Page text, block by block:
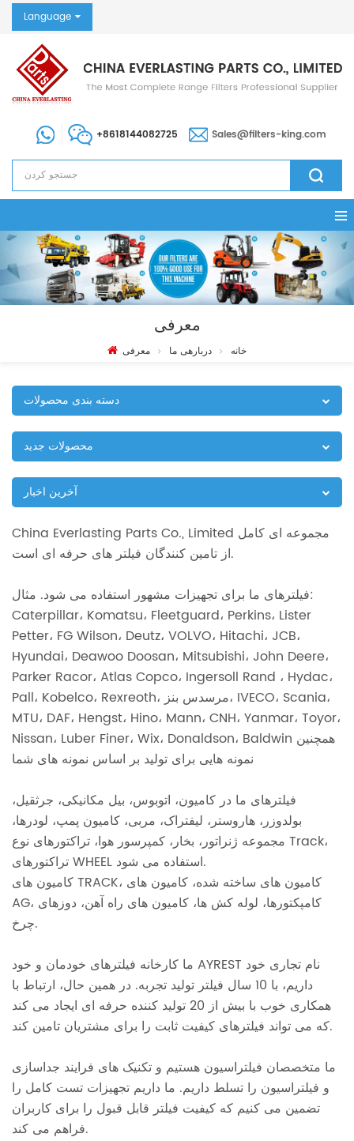
Language
+8618144082725 Sales@filters-king.com
معرفی
خانه دربارهی ما معرفی
دسته بندی محصولات
محصولات جدید
آخرین اخبار
China Everlasting Parts Co., Limited مجموعه ای کامل
از تامین کنندگان فیلتر های حرفه ای است.
فیلترهای ما برای تجهیزات مشهور استفاده می شود. مثال:
Caterpillar، Komatsu، Fleetguard، Perkins، Lister
Petter، FG Wilson، Deutz، VOLVO، Hitachi، JCB،
Hyundai، Deawoo Doosan، Mitsubishi، John Deere،
Parker Racor، Atlas Copco، Ingersoll Rand ، Hydac،
Pall، Kobelco، Rexreoth، مرسدس بنز، IVECO، Scania،
MTU، DAF، Hengst، Hino، Mann، CNH، Yanmar، Toyor،
Nissan، Luber Finer، Wix، Donaldson، Baldwin همچنین
نمونه هایی برای تولید بر اساس نمونه های شما
فیلترهای ما در کامیون، اتوبوس، بیل مکانیکی، جرثقیل،
بولدوزر، هاروستر، لیفتراک، مربی، کامیون پمپ، لودرها،
مجموعه ژنراتور، بخار، کمپرسور هوا، تراکتورهای نوع Track،
تراکتورهای WHEEL استفاده می شود.
کامیون های TRACK، کامیون های ساخته شده، کامیون های
AG، کامپکتورها، لوله کش ها، کامیون های راه آهن، دوزهای
چرخ.
ما کارخانه فیلترهای خودمان و خود AYREST نام تجاری خود
داریم، با 10 سال فیلتر تولید تجربه. در همین حال، ارتباط با
همکاری خوب با بیش از 20 تولید کننده حرفه ای ایجاد می کند
که می تواند فیلترهای کیفیت ثابت را برای مشتریان تامین کند.
ما متخصصان فیلتراسیون هستیم و تکنیک های فرایند جداسازی
و فیلتراسیون را تسلط داریم. ما داریم تجهیزات تست کامل را
تضمین می کنیم که کیفیت فیلتر قابل قبول را برای کاربران
فراهم می کند.